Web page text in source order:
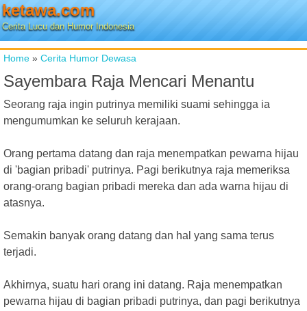
ketawa.com
Cerita Lucu dan Humor Indonesia
Home » Cerita Humor Dewasa
Sayembara Raja Mencari Menantu
Seorang raja ingin putrinya memiliki suami sehingga ia
mengumumkan ke seluruh kerajaan.
Orang pertama datang dan raja menempatkan pewarna hijau
di 'bagian pribadi' putrinya. Pagi berikutnya raja memeriksa
orang-orang bagian pribadi mereka dan ada warna hijau di
atasnya.
Semakin banyak orang datang dan hal yang sama terus
terjadi.
Akhirnya, suatu hari orang ini datang. Raja menempatkan
pewarna hijau di bagian pribadi putrinya, dan pagi berikutnya